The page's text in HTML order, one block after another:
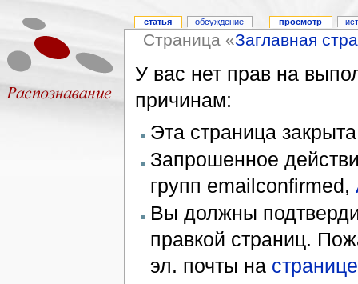
Страница «Заглавная
У вас нет прав на
причинам:
Эта страница
Запрошенное
групп emailconfirmed,
Вы должны
правкой страниц.
эл. почты на
статья обсуждение просмотр